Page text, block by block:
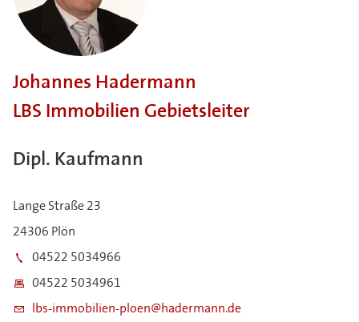
Johannes Hadermann
LBS Immobilien Gebietsleiter
Dipl. Kaufmann
Lange Straße 23
24306 Plön
04522 5034966
04522 5034961
lbs-immobilien-ploen@hadermann.de